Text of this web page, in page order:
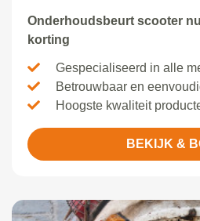
Onderhoudsbeurt scooter
korting
Gespecialiseerd in alle
Betrouwbaar en
Hoogste kwaliteit
BEKIJK &